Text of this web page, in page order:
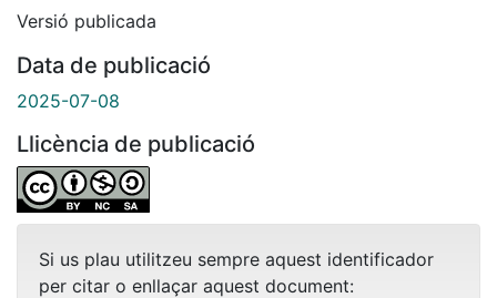
Versió publicada
Data de publicació
2025-07-08
Llicència de publicació
Si us plau utilitzeu sempre aquest identificador
per citar o enllaçar aquest document: